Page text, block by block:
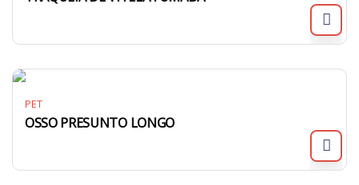
PET
OSSO PRESUNTO LONGO